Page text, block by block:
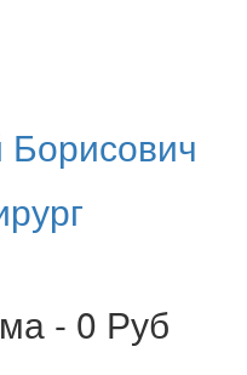
Борисович
- 0 Руб